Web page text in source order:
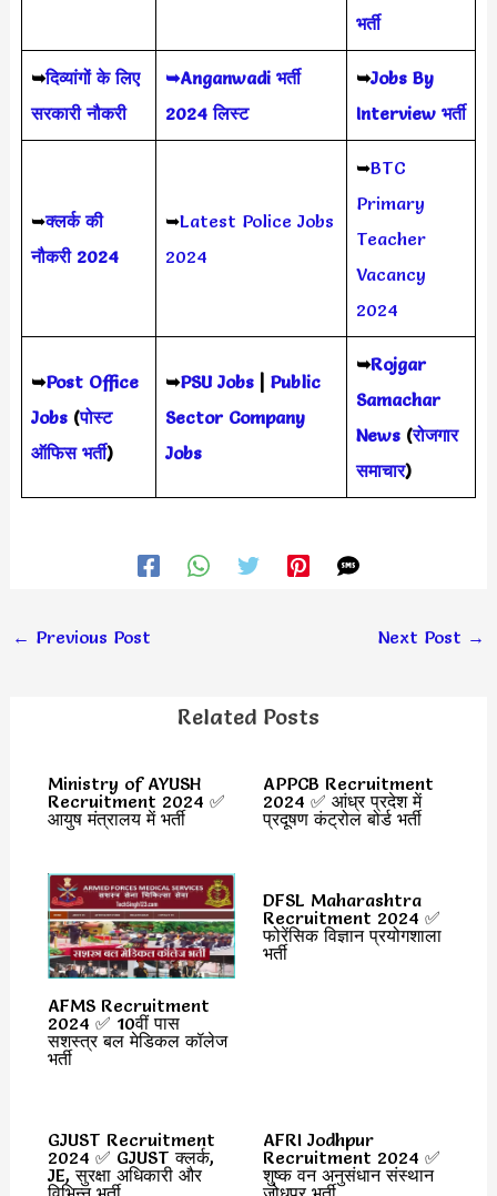
भर्ती
➥दिव्यांगों के लिए
सरकारी नौकरी
➥Anganwadi भर्ती
2024 लिस्ट
➥Jobs By
Interview भर्ती
➥क्लर्क की
नौकरी 2024
➥Latest Police Jobs
2024
➥BTC
Primary
Teacher
Vacancy
2024
➥Post Office
Jobs(पोस्ट
ऑफिस भर्ती)
➥PSU Jobs| Public
Sector Company
Jobs
➥Rojgar
Samachar
News(रोजगार
समाचार)
← Previous Post Next Post →
Related Posts
Ministry of AYUSH
Recruitment 2024 ✅
आयुष मंत्रालय में भर्ती
APPCB Recruitment
2024 ✅ आंध्र प्रदेश में
प्रदूषण कंट्रोल बोर्ड भर्ती
AFMS Recruitment
2024 ✅ 10वीं पास
सशस्त्र बल मेडिकल कॉलेज
भर्ती
DFSL Maharashtra
Recruitment 2024 ✅
फोरेंसिक विज्ञान प्रयोगशाला
भर्ती
GJUST Recruitment
2024 ✅ GJUST क्लर्क,
JE, सुरक्षा अधिकारी और
AFRI Jodhpur
Recruitment 2024 ✅
शुष्क वन अनुसंधान संस्थान